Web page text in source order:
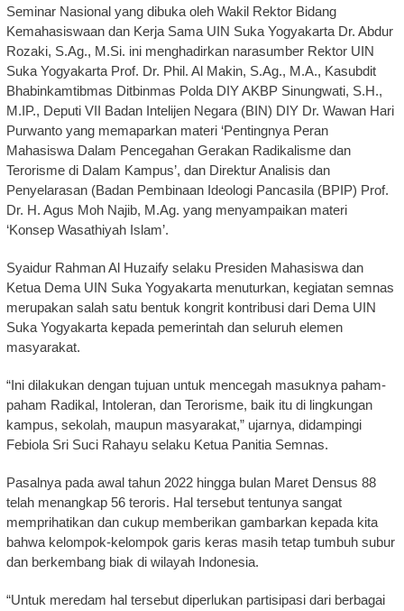
Seminar Nasional yang dibuka oleh Wakil Rektor Bidang
Kemahasiswaan dan Kerja Sama UIN Suka Yogyakarta Dr. Abdur
Rozaki, S.Ag., M.Si. ini menghadirkan narasumber Rektor UIN
Suka Yogyakarta Prof. Dr. Phil. Al Makin, S.Ag., M.A., Kasubdit
Bhabinkamtibmas Ditbinmas Polda DIY AKBP Sinungwati, S.H.,
M.IP., Deputi VII Badan Intelijen Negara (BIN) DIY Dr. Wawan Hari
Purwanto yang memaparkan materi ‘Pentingnya Peran
Mahasiswa Dalam Pencegahan Gerakan Radikalisme dan
Terorisme di Dalam Kampus’, dan Direktur Analisis dan
Penyelarasan (Badan Pembinaan Ideologi Pancasila (BPIP) Prof.
Dr. H. Agus Moh Najib, M.Ag. yang menyampaikan materi
‘Konsep Wasathiyah Islam’.
Syaidur Rahman Al Huzaify selaku Presiden Mahasiswa dan
Ketua Dema UIN Suka Yogyakarta menuturkan, kegiatan semnas
merupakan salah satu bentuk kongrit kontribusi dari Dema UIN
Suka Yogyakarta kepada pemerintah dan seluruh elemen
masyarakat.
“Ini dilakukan dengan tujuan untuk mencegah masuknya paham-
paham Radikal, Intoleran, dan Terorisme, baik itu di lingkungan
kampus, sekolah, maupun masyarakat,” ujarnya, didampingi
Febiola Sri Suci Rahayu selaku Ketua Panitia Semnas.
Pasalnya pada awal tahun 2022 hingga bulan Maret Densus 88
telah menangkap 56 teroris. Hal tersebut tentunya sangat
memprihatikan dan cukup memberikan gambarkan kepada kita
bahwa kelompok-kelompok garis keras masih tetap tumbuh subur
dan berkembang biak di wilayah Indonesia.
“Untuk meredam hal tersebut diperlukan partisipasi dari berbagai